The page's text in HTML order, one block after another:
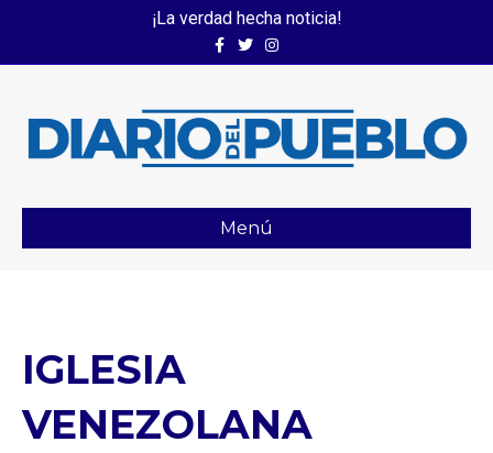
¡La verdad hecha noticia!
FacebookTwitterInstagram
Menú
IGLESIA
VENEZOLANA